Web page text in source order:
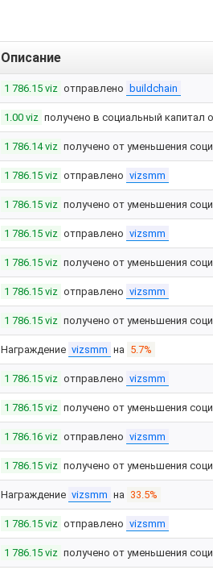
Описание
1 786.15 viz отправлено buildchain
1.00 viz получено в социальный капитал
1 786.14 viz получено от уменьшения
1 786.15 viz отправлено vizsmm
1 786.15 viz получено от уменьшения
1 786.15 viz отправлено vizsmm
1 786.15 viz получено от уменьшения
1 786.15 viz отправлено vizsmm
1 786.15 viz получено от уменьшения
Награждение vizsmm на 5.7%
1 786.15 viz отправлено vizsmm
1 786.15 viz получено от уменьшения
1 786.16 viz отправлено vizsmm
1 786.15 viz получено от уменьшения
Награждение vizsmm на 33.5%
1 786.15 viz отправлено vizsmm
1 786.15 viz получено от уменьшения